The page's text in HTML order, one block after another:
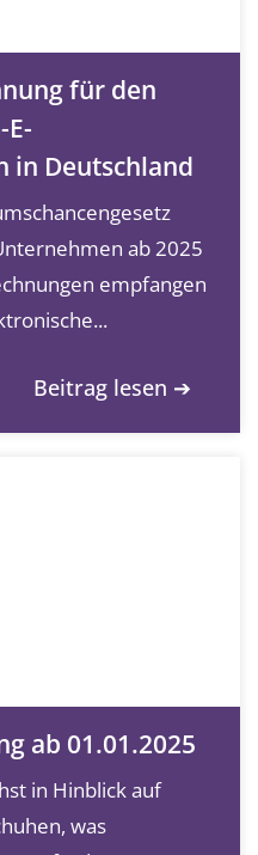
für den
in Deutschland
ab 2025
empfangen
Beitrag lesen ➔
ab 01.01.2025
in Hinblick auf
was